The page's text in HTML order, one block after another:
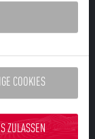
COOKIES
ZULASSEN